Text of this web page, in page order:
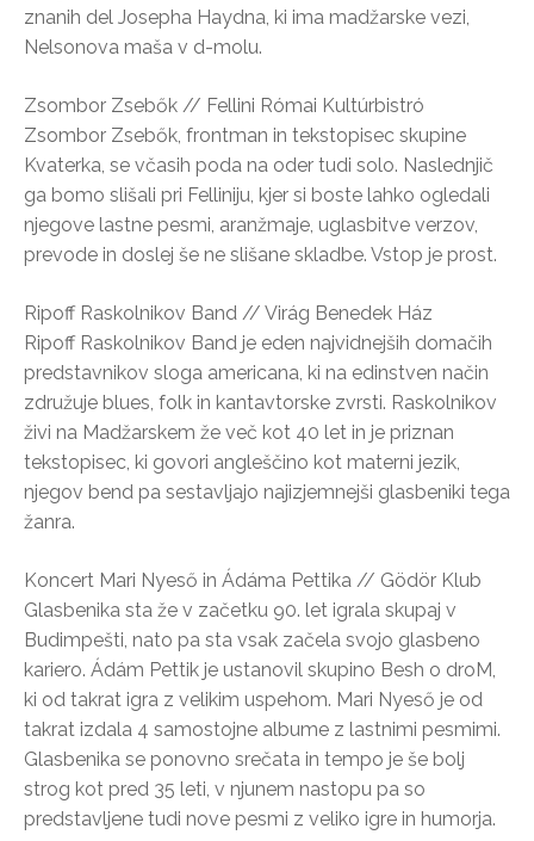
znanih del Josepha Haydna, ki ima madžarske vezi,
Nelsonova maša v d-molu.
Zsombor Zsebők // Fellini Római Kultúrbistró
Zsombor Zsebők, frontman in tekstopisec skupine
Kvaterka, se včasih poda na oder tudi solo. Naslednjič
ga bomo slišali pri Felliniju, kjer si boste lahko ogledali
njegove lastne pesmi, aranžmaje, uglasbitve verzov,
prevode in doslej še ne slišane skladbe. Vstop je prost.
Ripoff Raskolnikov Band // Virág Benedek Ház
Ripoff Raskolnikov Band je eden najvidnejših domačih
predstavnikov sloga americana, ki na edinstven način
združuje blues, folk in kantavtorske zvrsti. Raskolnikov
živi na Madžarskem že več kot 40 let in je priznan
tekstopisec, ki govori angleščino kot materni jezik,
njegov bend pa sestavljajo najizjemnejši glasbeniki tega
žanra.
Koncert Mari Nyeső in Ádáma Pettika // Gödör Klub
Glasbenika sta že v začetku 90. let igrala skupaj v
Budimpešti, nato pa sta vsak začela svojo glasbeno
kariero. Ádám Pettik je ustanovil skupino Besh o droM,
ki od takrat igra z velikim uspehom. Mari Nyeső je od
takrat izdala 4 samostojne albume z lastnimi pesmimi.
Glasbenika se ponovno srečata in tempo je še bolj
strog kot pred 35 leti, v njunem nastopu pa so
predstavljene tudi nove pesmi z veliko igre in humorja.